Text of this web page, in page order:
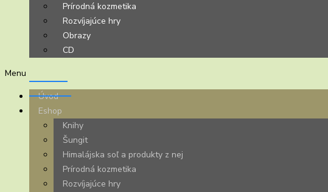
Prírodná kozmetika
Rozvíjajúce hry
Obrazy
CD
Menu
Úvod
Eshop
Knihy
Šungit
Himalájska soľ a produkty z nej
Prírodná kozmetika
Rozvíjajúce hry